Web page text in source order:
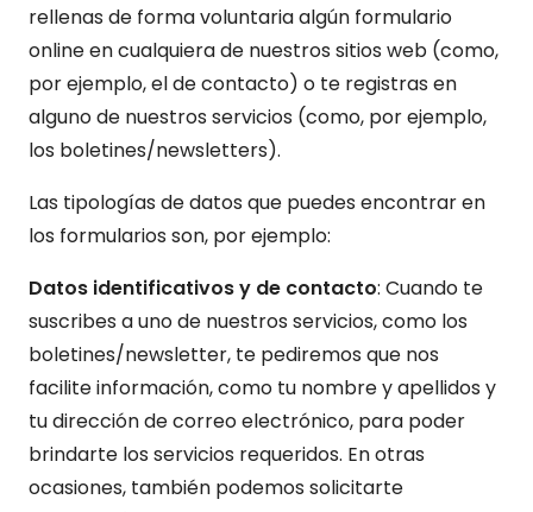
rellenas de forma voluntaria algún formulario
online en cualquiera de nuestros sitios web (como,
por ejemplo, el de contacto) o te registras en
alguno de nuestros servicios (como, por ejemplo,
los boletines/newsletters).
Las tipologías de datos que puedes encontrar en
los formularios son, por ejemplo:
Datos identificativos y de contacto: Cuando te
suscribes a uno de nuestros servicios, como los
boletines/newsletter, te pediremos que nos
facilite información, como tu nombre y apellidos y
tu dirección de correo electrónico, para poder
brindarte los servicios requeridos. En otras
ocasiones, también podemos solicitarte